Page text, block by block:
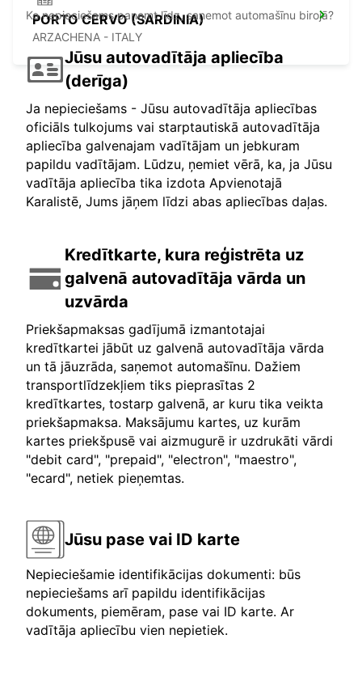
PORTO CERVO (SARDINIA)
ARZACHENA - ITALY
Ko nepieciešams paņemt līdz, saņemot automašīnu birojā?
Jūsu autovadītāja apliecība
(derīga)
Ja nepieciešams - Jūsu autovadītāja apliecības
oficiāls tulkojums vai starptautiskā autovadītāja
apliecība galvenajam vadītājam un jebkuram
papildu vadītājam. Lūdzu, ņemiet vērā, ka, ja Jūsu
vadītāja apliecība tika izdota Apvienotajā
Karalistē, Jums jāņem līdzi abas apliecības daļas.
Kredītkarte, kura reģistrēta uz
galvenā autovadītāja vārda un
uzvārda
Priekšapmaksas gadījumā izmantotajai
kredītkartei jābūt uz galvenā autovadītāja vārda
un tā jāuzrāda, saņemot automašīnu. Dažiem
transportlīdzekļiem tiks pieprasītas 2
kredītkartes, tostarp galvenā, ar kuru tika veikta
priekšapmaksa. Maksājumu kartes, uz kurām
kartes priekšpusē vai aizmugurē ir uzdrukāti vārdi
"debit card", "prepaid", "electron", "maestro",
"ecard", netiek pieņemtas.
Jūsu pase vai ID karte
Nepieciešamie identifikācijas dokumenti: būs
nepieciešams arī papildu identifikācijas
dokuments, piemēram, pase vai ID karte. Ar
vadītāja apliecību vien nepietiek.